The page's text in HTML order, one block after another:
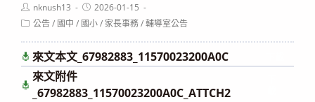
Post
author:
nknush13
Post
published:
2026-01-15
Post公告/ 國中 / 國小/ 家長事務/輔導室公告
來文本文_67982883_11570023200A0C
來文附件
_67982883_11570023200A0C_ATTCH2